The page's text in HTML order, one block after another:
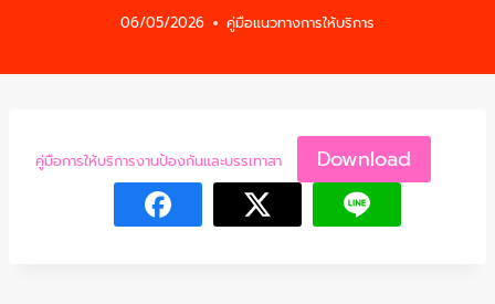
06/05/2026 คู่มือแนวทางการให้บริการ
คู่มือการให้บริการงานป้องกันและบรรเทาสา Download